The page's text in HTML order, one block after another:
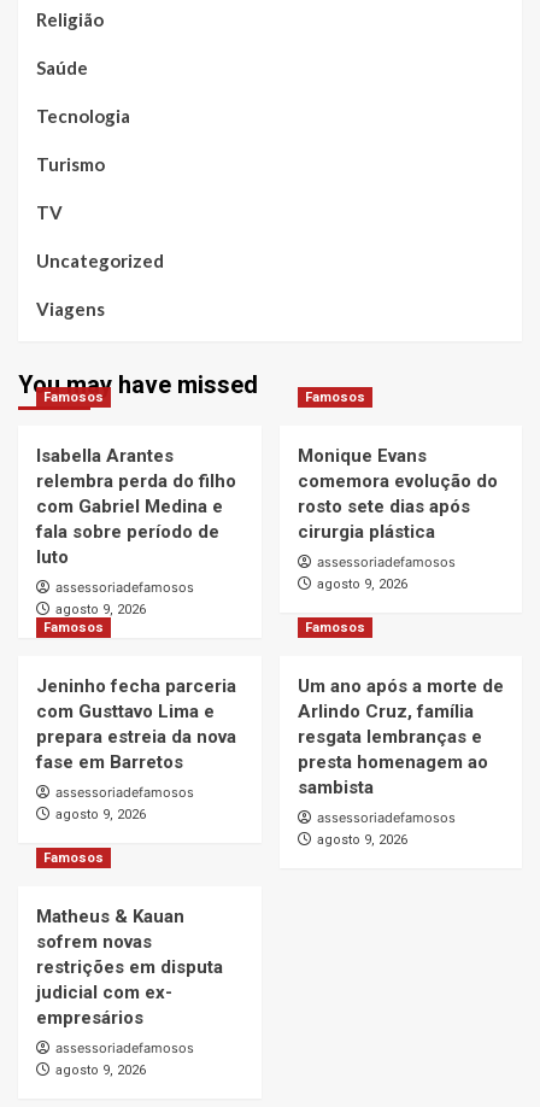
Religião
Saúde
Tecnologia
Turismo
TV
Uncategorized
Viagens
You may have missed
Famosos
Isabella Arantes
relembra perda do filho
com Gabriel Medina e
fala sobre período de
luto
assessoriadefamosos
agosto 9, 2026
Famosos
Monique Evans
comemora evolução do
rosto sete dias após
cirurgia plástica
assessoriadefamosos
agosto 9, 2026
Famosos
Jeninho fecha parceria
com Gusttavo Lima e
prepara estreia da nova
fase em Barretos
assessoriadefamosos
agosto 9, 2026
Famosos
Um ano após a morte de
Arlindo Cruz, família
resgata lembranças e
presta homenagem ao
sambista
assessoriadefamosos
agosto 9, 2026
Famosos
Matheus & Kauan
sofrem novas
restrições em disputa
judicial com ex-
empresários
assessoriadefamosos
agosto 9, 2026